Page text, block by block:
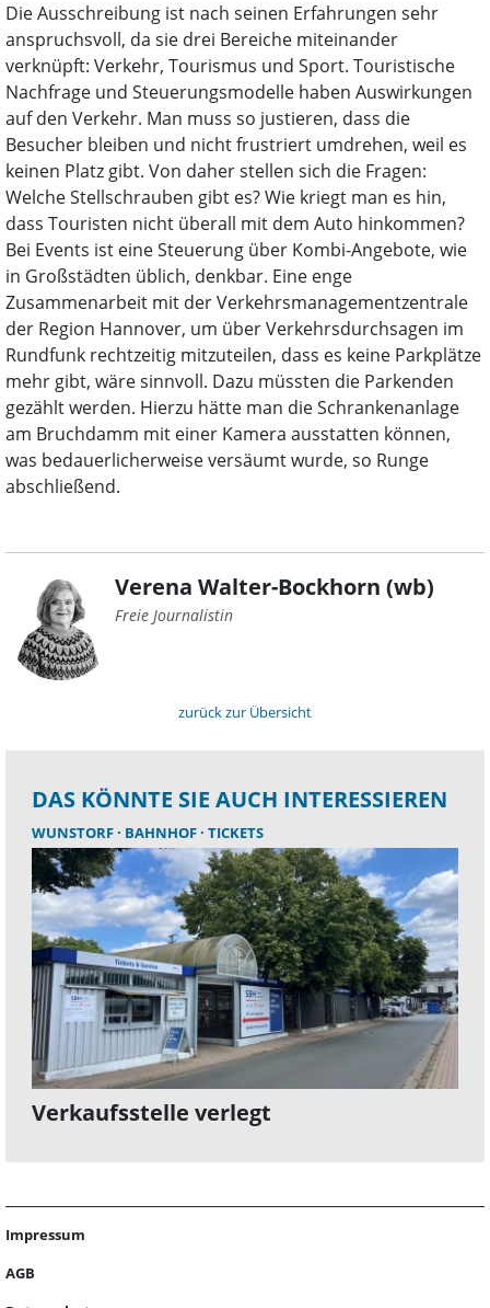
Die Ausschreibung ist nach seinen Erfahrungen sehr
anspruchsvoll, da sie drei Bereiche miteinander
verknüpft: Verkehr, Tourismus und Sport. Touristische
Nachfrage und Steuerungsmodelle haben Auswirkungen
auf den Verkehr. Man muss so justieren, dass die
Besucher bleiben und nicht frustriert umdrehen, weil es
keinen Platz gibt. Von daher stellen sich die Fragen:
Welche Stellschrauben gibt es? Wie kriegt man es hin,
dass Touristen nicht überall mit dem Auto hinkommen?
Bei Events ist eine Steuerung über Kombi-Angebote, wie
in Großstädten üblich, denkbar. Eine enge
Zusammenarbeit mit der Verkehrsmanagementzentrale
der Region Hannover, um über Verkehrsdurchsagen im
Rundfunk rechtzeitig mitzuteilen, dass es keine Parkplätze
mehr gibt, wäre sinnvoll. Dazu müssten die Parkenden
gezählt werden. Hierzu hätte man die Schrankenanlage
am Bruchdamm mit einer Kamera ausstatten können,
was bedauerlicherweise versäumt wurde, so Runge
abschließend.
Verena Walter-Bockhorn (wb)
Freie Journalistin
zurück zur Übersicht
DAS KÖNNTE SIE AUCH INTERESSIEREN
WUNSTORF BAHNHOF TICKETS
Verkaufsstelle verlegt
Impressum
AGB